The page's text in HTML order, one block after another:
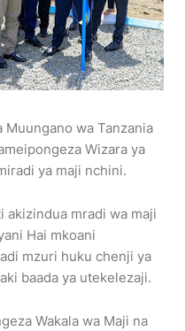
Muungano wa Tanzania
Wizara ya
ya maji nchini.
akizindua mradi wa maji
Hai mkoani
mzuri huku chenji ya
baada ya utekelezaji.
Wakala wa Maji na